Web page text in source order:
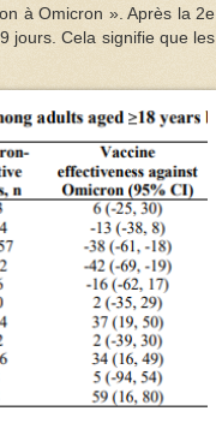
à Omicron ». Après la 2e
jours. Cela signifie que les